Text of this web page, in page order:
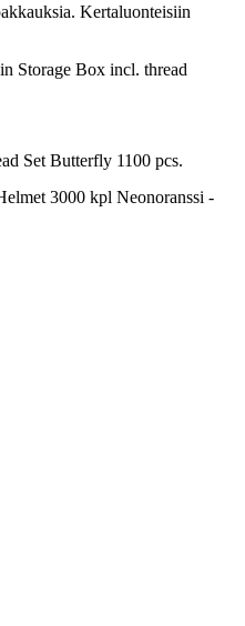
Kertaluonteisiin
Storage Box incl. thread
Set Butterfly 1100 pcs.
3000 kpl Neonoranssi -